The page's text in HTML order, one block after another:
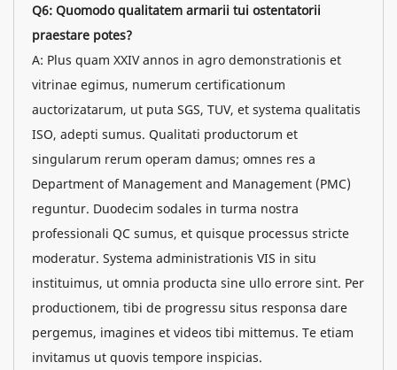
Q6: Quomodo qualitatem armarii tui ostentatorii
praestare potes?
A: Plus quam XXIV annos in agro demonstrationis et
vitrinae egimus, numerum certificationum
auctorizatarum, ut puta SGS, TUV, et systema qualitatis
ISO, adepti sumus. Qualitati productorum et
singularum rerum operam damus; omnes res a
Department of Management and Management (PMC)
reguntur. Duodecim sodales in turma nostra
professionali QC sumus, et quisque processus stricte
moderatur. Systema administrationis VIS in situ
instituimus, ut omnia producta sine ullo errore sint. Per
productionem, tibi de progressu situs responsa dare
pergemus, imagines et videos tibi mittemus. Te etiam
invitamus ut quovis tempore inspicias.